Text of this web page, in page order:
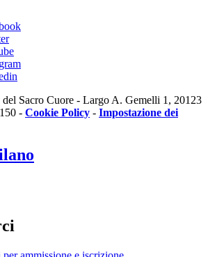
Sacro Cuore - Largo A. Gemelli 1, 20123
- Cookie Policy - Impostazione dei